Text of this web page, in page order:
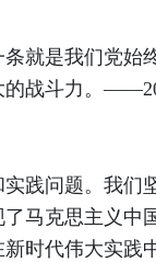
就是我们党始
战斗力。
践问题。我们
马克思主义中
时代伟大实践